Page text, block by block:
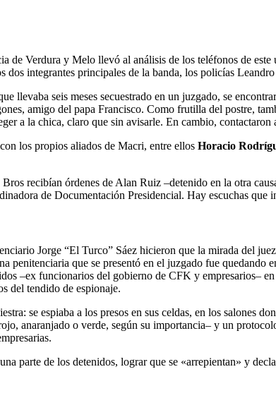
de Verdura y Melo llevó al análisis de los teléfonos de
dos integrantes principales de la banda, los policías
llevaba seis meses secuestrado en un juzgado, se
amigo del papa Francisco. Como frutilla del postre,
a la chica, claro que sin avisarle. En cambio,
los propios aliados de Macri, entre ellos Horacio
recibían órdenes de Alan Ruiz –detenido en la otra
de Documentación Presidencial. Hay escuchas
Jorge “El Turco” Sáez hicieron que la mirada del
penitenciaria que se presentó en el juzgado fue
–ex funcionarios del gobierno de CFK y empresarios–
del tendido de espionaje.
se espiaba a los presos en sus celdas, en los salones
anaranjado o verde, según su importancia– y un
parte de los detenidos, lograr que se «arrepientan» y